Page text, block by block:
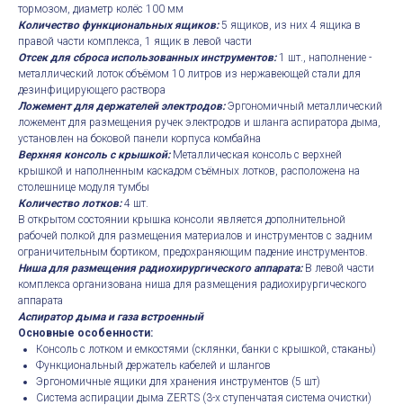
тормозом, диаметр колёс 100 мм
Количество функциональных ящиков:5 ящиков, из них 4 ящика в
правой части комплекса, 1 ящик в левой части
Отсек для сброса использованных инструментов:1 шт., наполнение -
металлический лоток объёмом 10 литров из нержавеющей стали для
дезинфицирующего раствора
Ложемент для держателей электродов:Эргономичный металлический
ложемент для размещения ручек электродов и шланга аспиратора дыма,
установлен на боковой панели корпуса комбайна
Верхняя консоль с крышкой:Металлическая консоль с верхней
крышкой и наполненным каскадом съёмных лотков, расположена на
столешнице модуля тумбы
Количество лотков:4 шт.
В открытом состоянии крышка консоли является дополнительной
рабочей полкой для размещения материалов и инструментов с задним
ограничительным бортиком, предохраняющим падение инструментов.
Ниша для размещения радиохирургического аппарата: В левой части
комплекса организована ниша для размещения радиохирургического
аппарата
Аспиратор дыма и газа встроенный
Основные особенности:
Консоль с лотком и емкостями (склянки, банки с крышкой, стаканы)
Функциональный держатель кабелей и шлангов
Эргономичные ящики для хранения инструментов (5 шт)
Система аспирации дыма ZERTS (3-х ступенчатая система очистки)